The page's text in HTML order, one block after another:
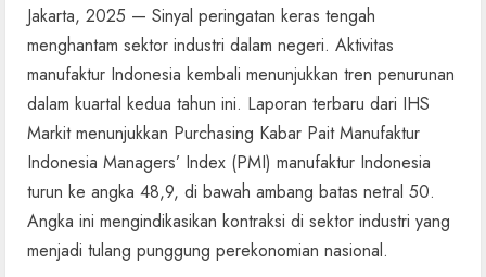
Jakarta, 2025 — Sinyal peringatan keras tengah
menghantam sektor industri dalam negeri. Aktivitas
manufaktur Indonesia kembali menunjukkan tren penurunan
dalam kuartal kedua tahun ini. Laporan terbaru dari IHS
Markit menunjukkan Purchasing Kabar Pait Manufaktur
Indonesia Managers’ Index (PMI) manufaktur Indonesia
turun ke angka 48,9, di bawah ambang batas netral 50.
Angka ini mengindikasikan kontraksi di sektor industri yang
menjadi tulang punggung perekonomian nasional.